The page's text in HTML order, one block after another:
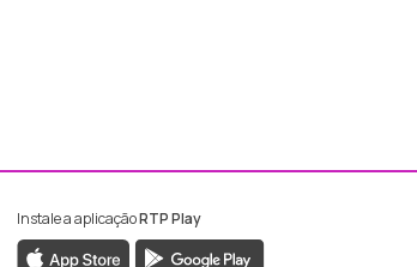
Madeira
RTP Madeira
Instale a aplicaçãoRTP Play